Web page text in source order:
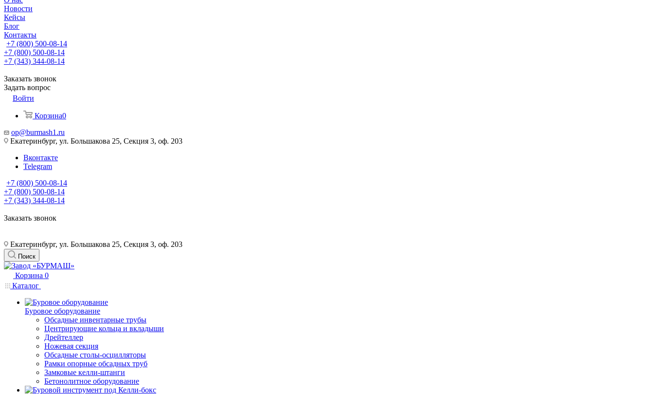
Новости
Кейсы
Блог
Контакты
+7 (800) 500-08-14
+7 (800) 500-08-14
+7 (343) 344-08-14
Заказать звонок
Задать вопрос
Войти
Корзина0
op@burmash1.ru
Екатеринбург, ул. Большакова 25, Секция 3, оф. 203
Вконтакте
Telegram
+7 (800) 500-08-14
+7 (800) 500-08-14
+7 (343) 344-08-14
Заказать звонок
Екатеринбург, ул. Большакова 25, Секция 3, оф. 203
Поиск
Корзина 0
Каталог
Буровое оборудование
Обсадные инвентарные трубы
Центрирующие кольца и вкладыши
Дрейтеллер
Ножевая секция
Обсадные столы-осцилляторы
Рамки опорные обсадных труб
Замковые келли-штанги
Бетонолитное оборудование